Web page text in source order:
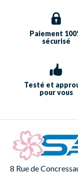
Paiement
sécurisé
Testé et
pour vous
8 Rue de